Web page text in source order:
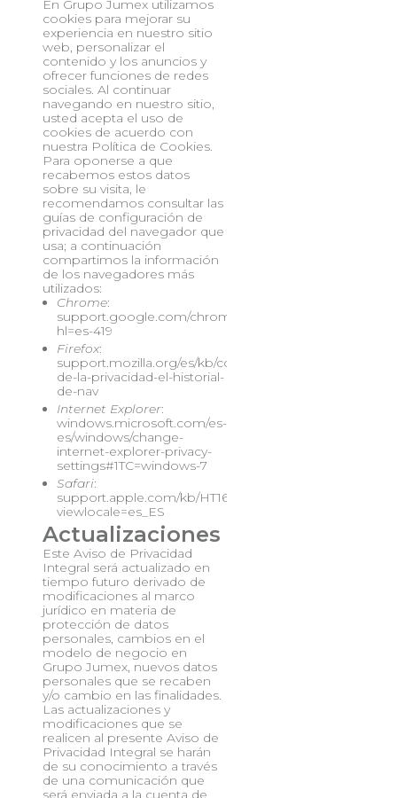
En Grupo Jumex utilizamos
cookies para mejorar su
experiencia en nuestro sitio
web, personalizar el
contenido y los anuncios y
ofrecer funciones de redes
sociales. Al continuar
navegando en nuestro sitio,
usted acepta el uso de
cookies de acuerdo con
nuestra Política de Cookies.
Para oponerse a que
recabemos estos datos
sobre su visita, le
recomendamos consultar las
guías de configuración de
privacidad del navegador que
usa; a continuación
compartimos la información
de los navegadores más
utilizados:
Chrome:
support.google.com/chrome/answer/114836?
hl=es-419
Firefox:
support.mozilla.org/es/kb/configuracion-
de-la-privacidad-el-historial-
de-nav
Internet Explorer:
windows.microsoft.com/es-
es/windows/change-
internet-explorer-privacy-
settings#1TC=windows-7
Safari:
support.apple.com/kb/HT1677?
viewlocale=es_ES
Actualizaciones
Este Aviso de Privacidad
Integral será actualizado en
tiempo futuro derivado de
modificaciones al marco
jurídico en materia de
protección de datos
personales, cambios en el
modelo de negocio en
Grupo Jumex, nuevos datos
personales que se recaben
y/o cambio en las finalidades.
Las actualizaciones y
modificaciones que se
realicen al presente Aviso de
Privacidad Integral se harán
de su conocimiento a través
de una comunicación que
será enviada a la cuenta de